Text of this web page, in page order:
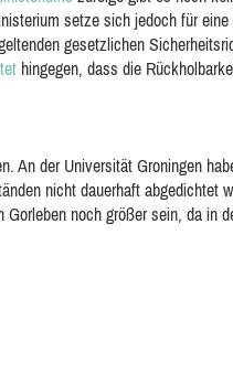
setze sich jedoch für
gesetzlichen
hingegen, dass die
An der Universität Groningen
nicht dauerhaft abgedichtet
Gorleben noch größer sein, da in